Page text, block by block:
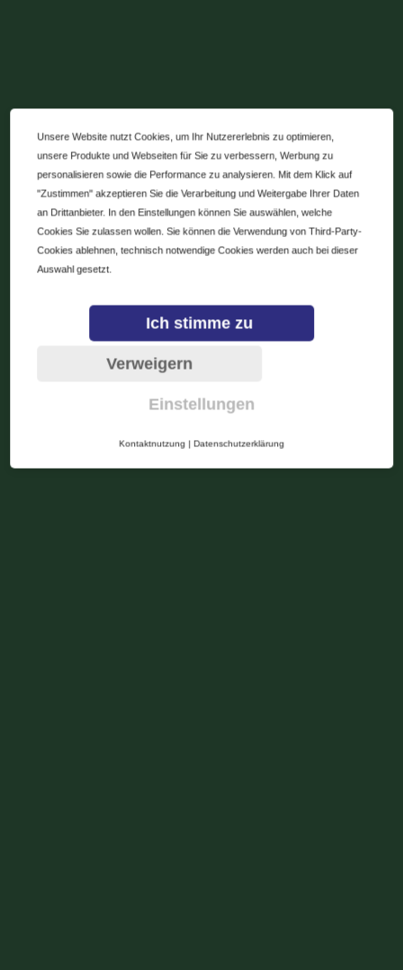
Unsere Website nutzt Cookies, um Ihr Nutzererlebnis zu optimieren,
unsere Produkte und Webseiten für Sie zu verbessern, Werbung zu
personalisieren sowie die Performance zu analysieren. Mit dem Klick auf
"Zustimmen" akzeptieren Sie die Verarbeitung und Weitergabe Ihrer Daten
an Drittanbieter. In den Einstellungen können Sie auswählen, welche
Cookies Sie zulassen wollen. Sie können die Verwendung von Third-Party-
Cookies ablehnen, technisch notwendige Cookies werden auch bei dieser
Auswahl gesetzt.
Ich stimme zu
Verweigern
Einstellungen
Kontaktnutzung | Datenschutzerklärung